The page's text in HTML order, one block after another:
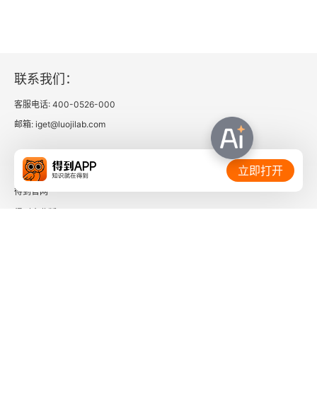
联系我们：
客服电话: 400-0526-000
邮箱: iget@luojilab.com
相关链接：
得到官网
立即打开